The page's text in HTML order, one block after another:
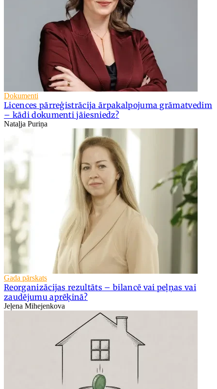
Dokumenti
Licences pārreģistrācija ārpakalpojuma grāmatvedim
– kādi dokumenti jāiesniedz?
Nataļja Puriņa
Gada pārskats
Reorganizācijas rezultāts – bilancē vai peļņas vai
zaudējumu aprēķinā?
Jeļena Mihejenkova